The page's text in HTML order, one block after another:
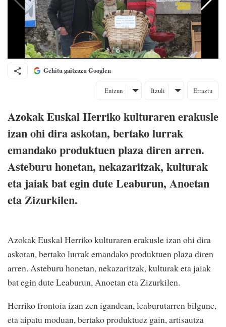
Gehitu gaitzazu Googlen
Entzun Itzuli Erraztu
Azokak Euskal Herriko kulturaren erakusle
izan ohi dira askotan, bertako lurrak
emandako produktuen plaza diren arren.
Asteburu honetan, nekazaritzak, kulturak
eta jaiak bat egin dute Leaburun, Anoetan
eta Zizurkilen.
Azokak Euskal Herriko kulturaren erakusle izan ohi dira
askotan, bertako lurrak emandako produktuen plaza diren
arren. Asteburu honetan, nekazaritzak, kulturak eta jaiak
bat egin dute Leaburun, Anoetan eta Zizurkilen.
Herriko frontoia izan zen igandean, leaburutarren bilgune,
eta aipatu moduan, bertako produktuez gain, artisautza